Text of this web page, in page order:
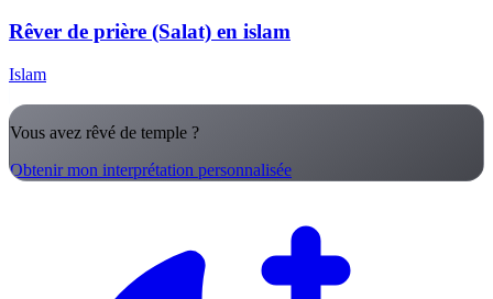
Rêver de prière (Salat) en islam
Islam
Vous avez rêvé de temple ?
Obtenir mon interprétation personnalisée